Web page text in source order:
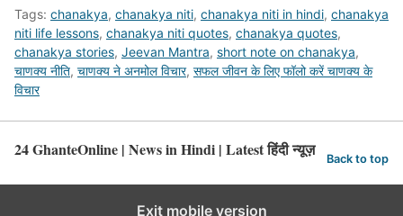
Tags: chanakya, chanakya niti, chanakya niti in hindi, chanakya
niti life lessons, chanakya niti quotes, chanakya quotes,
chanakya stories, Jeevan Mantra, short note on chanakya,
चाणक्य नीति, चाणक्य ने अनमोल विचार, सफल जीवन के लिए फॉलो करें चाणक्य के
विचार
24 GhanteOnline | News in Hindi | Latest हिंदी न्यूज़ Back to top
Exit mobile version